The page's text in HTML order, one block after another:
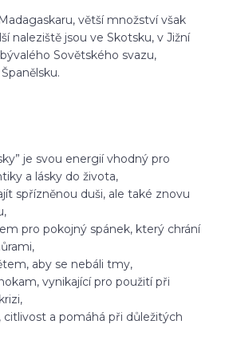
větší množství však
naleziště jsou ve Skotsku, v Jižní
Sovětského svazu,
je svou energií vhodný pro
a lásky do života,
spřízněnou duši, ale také znovu
pro pokojný spánek, který chrání
aby se nebáli tmy,
vynikající pro použití při
citlivost a pomáhá při důležitých